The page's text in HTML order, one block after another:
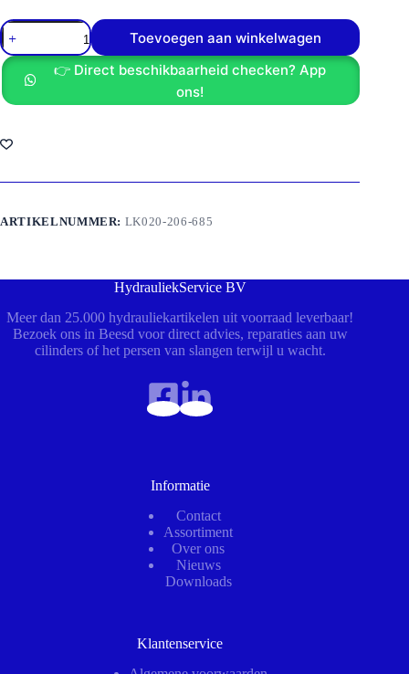
Luchtketel
20
Ltr.
Ø206x685
aantal
Toevoegen aan winkelwagen
👉 Direct beschikbaarheid checken? App
ons!
ARTIKELNUMMER: LK020-206-685
HydrauliekService BV
Meer dan 25.000 hydrauliekartikelen uit voorraad leverbaar!
Bezoek ons in Beesd voor direct advies, reparaties aan uw
cilinders of het persen van slangen terwijl u wacht.
Informatie
Contact
Assortiment
Over ons
Nieuws
Downloads
Klantenservice